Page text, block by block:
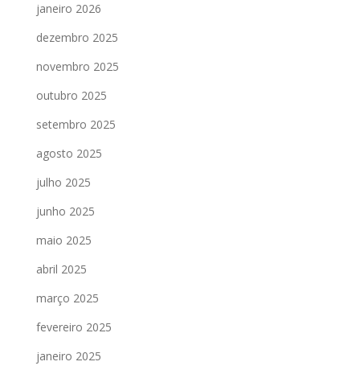
janeiro 2026
dezembro 2025
novembro 2025
outubro 2025
setembro 2025
agosto 2025
julho 2025
junho 2025
maio 2025
abril 2025
março 2025
fevereiro 2025
janeiro 2025